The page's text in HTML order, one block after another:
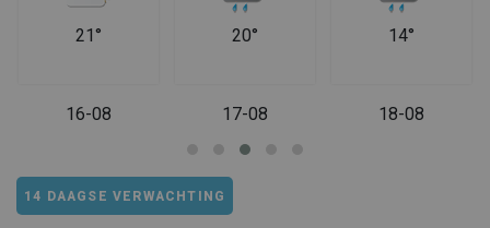
21°
16-08
20°
17-08
14°
18-08
14 DAAGSE VERWACHTING